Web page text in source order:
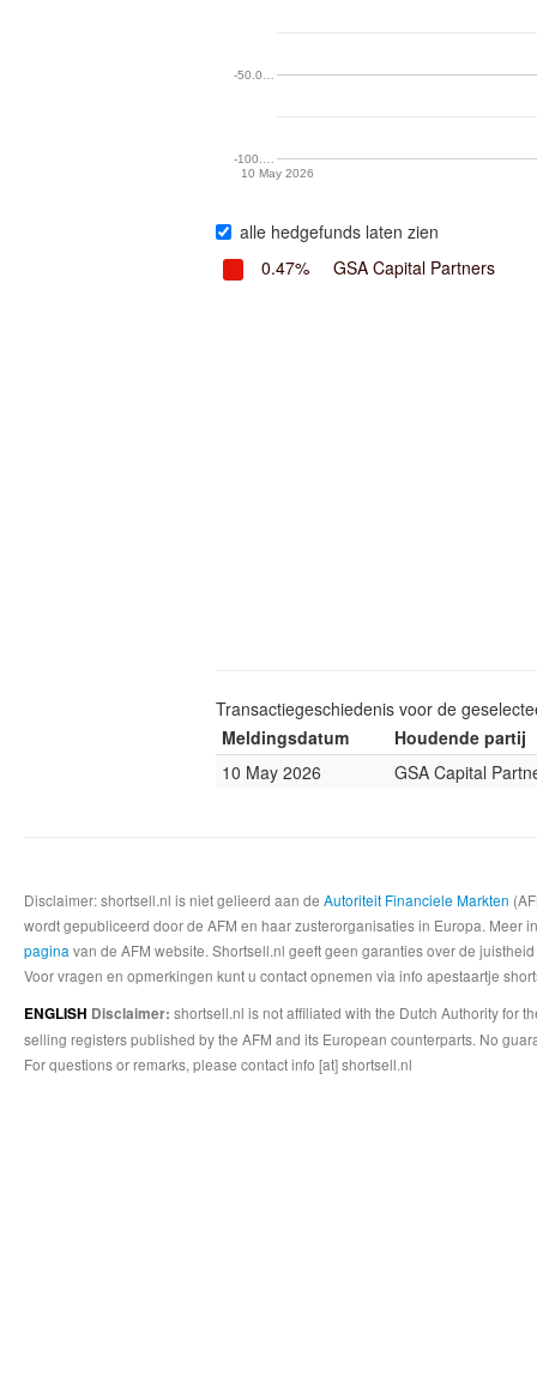
10 May 2026
-100.…
-50.0…
alle hedgefunds laten zien
0.47%
GSA Capital Partners
Transactiegeschiedenis voor de
Meldingsdatum
Houdende partij
10 May 2026
GSA Capital
Disclaimer: shortsell.nl is niet gelieerd aan de Autoriteit Financiele Markten
wordt gepubliceerd door de AFM en haar zusterorganisaties in Europa.
pagina van de AFM website. Shortsell.nl geeft geen garanties over de
Voor vragen en opmerkingen kunt u contact opnemen via info apestaartje
ENGLISH Disclaimer: shortsell.nl is not affiliated with the Dutch Authority for
selling registers published by the AFM and its European counterparts. No
For questions or remarks, please contact info [at] shortsell.nl